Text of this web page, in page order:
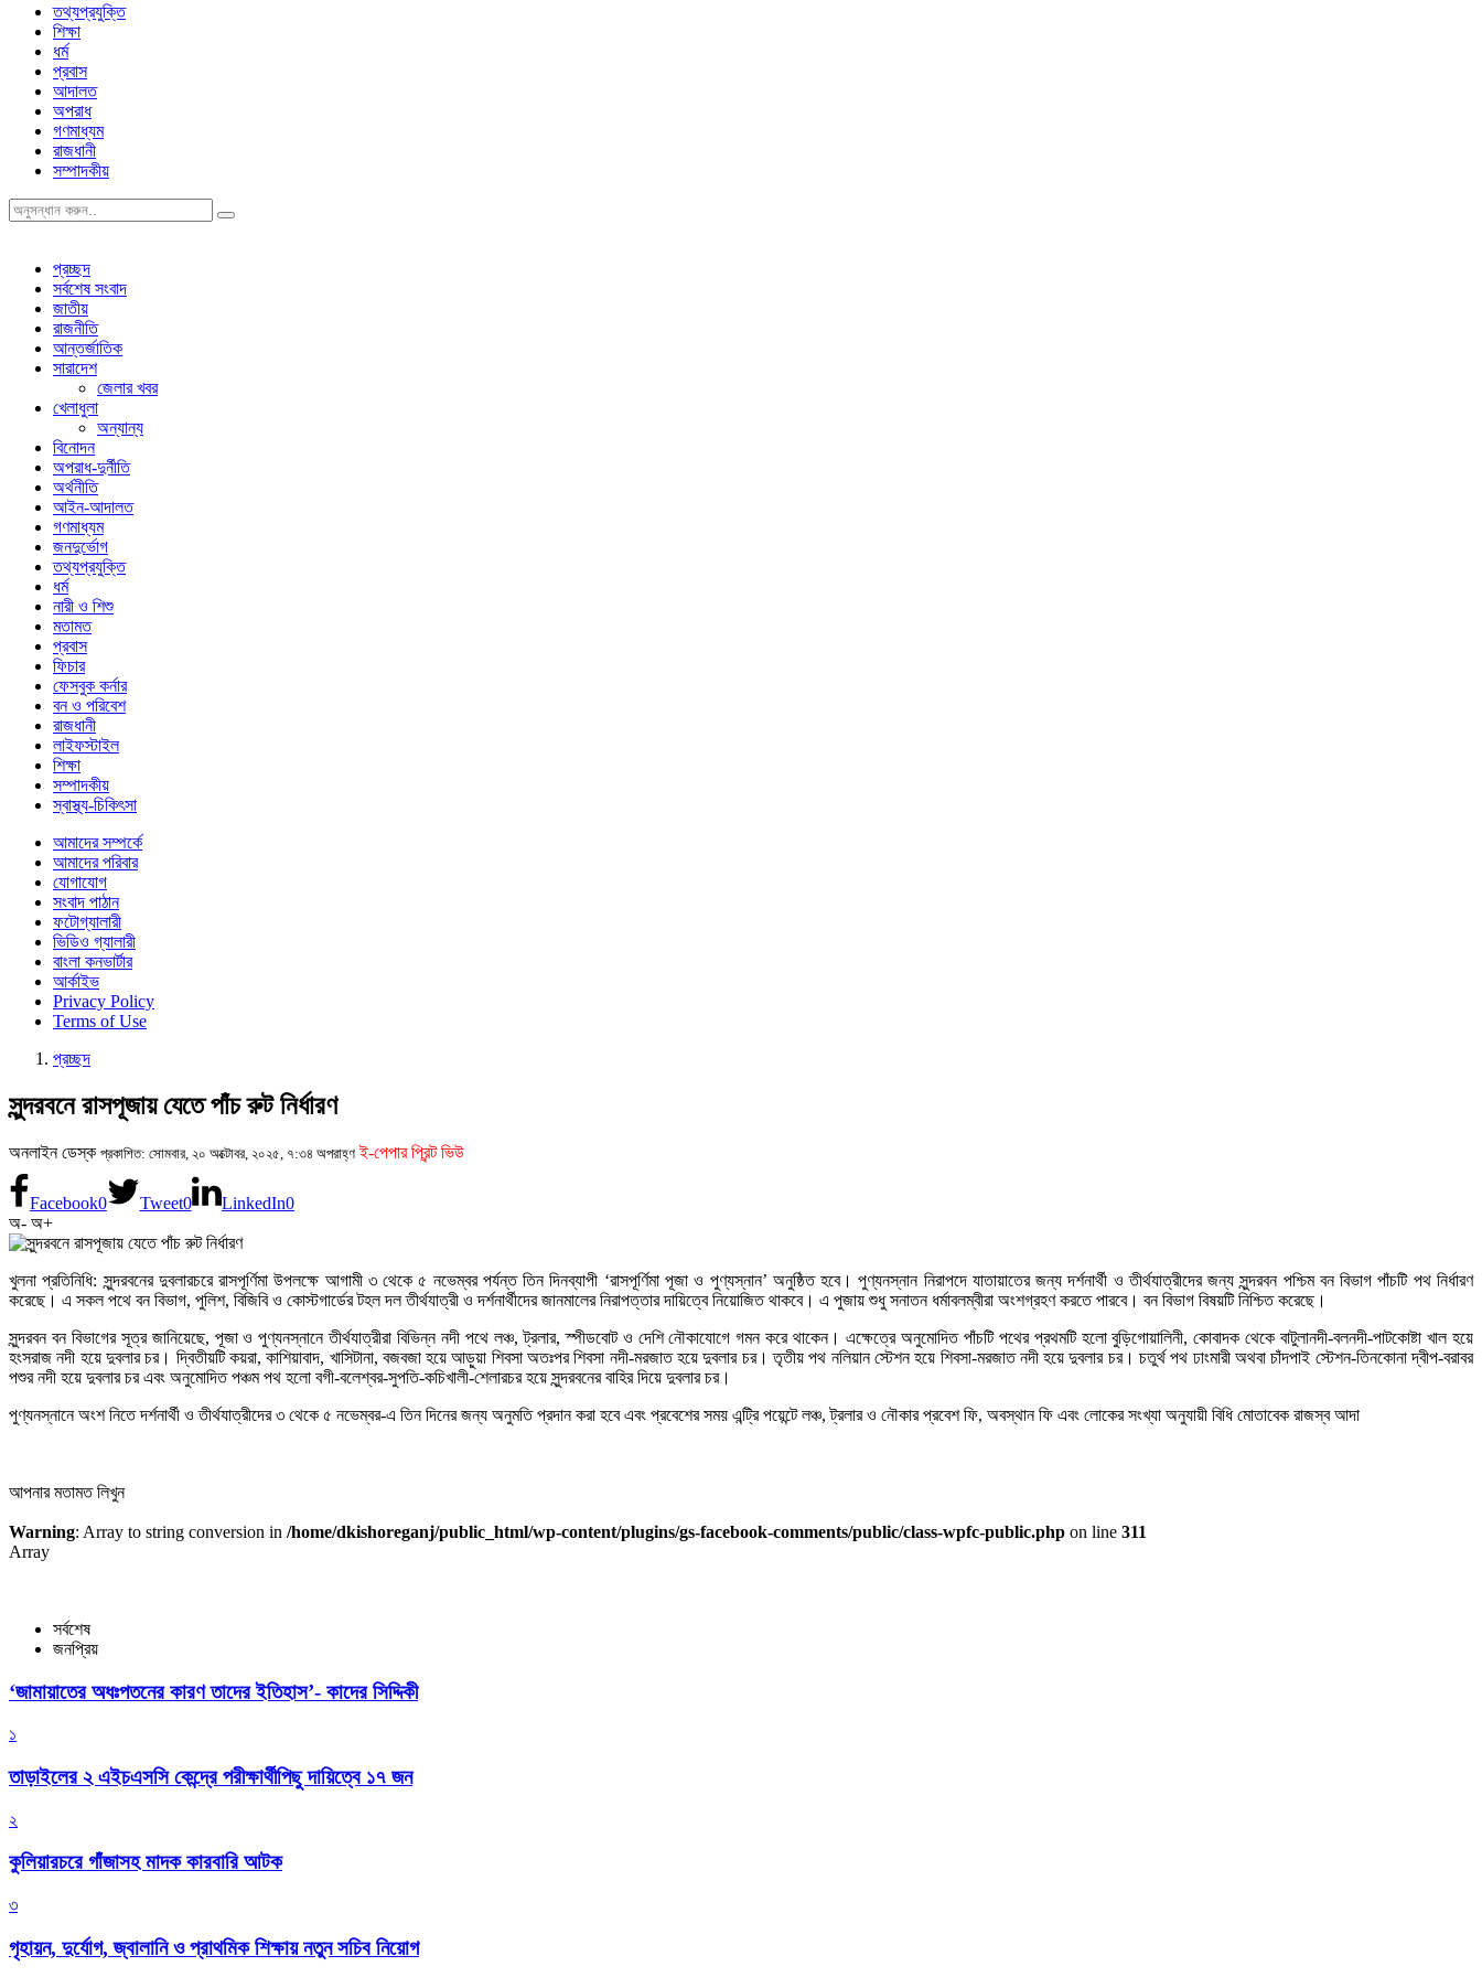
তথ্যপ্রযুক্তি
শিক্ষা
ধর্ম
প্রবাস
আদালত
অপরাধ
গণমাধ্যম
রাজধানী
সম্পাদকীয়
প্রচ্ছদ
সর্বশেষ সংবাদ
জাতীয়
রাজনীতি
আন্তর্জাতিক
সারাদেশ
জেলার খবর
খেলাধুলা
অন্যান্য
বিনোদন
অপরাধ-দুর্নীতি
অর্থনীতি
আইন-আদালত
গণমাধ্যম
জনদুর্ভোগ
তথ্যপ্রযুক্তি
ধর্ম
নারী ও শিশু
মতামত
প্রবাস
ফিচার
ফেসবুক কর্নার
বন ও পরিবেশ
রাজধানী
লাইফস্টাইল
শিক্ষা
সম্পাদকীয়
স্বাস্থ্য-চিকিৎসা
আমাদের সম্পর্কে
আমাদের পরিবার
যোগাযোগ
সংবাদ পাঠান
ফটোগ্যালারী
ভিডিও গ্যালারী
বাংলা কনভার্টার
আর্কাইভ
Privacy Policy
Terms of Use
প্রচ্ছদ
সুন্দরবনে রাসপূজায় যেতে পাঁচ রুট নির্ধারণ
অনলাইন ডেস্ক প্রকাশিত: সোমবার, ২০ অক্টোবর, ২০২৫, ৭:৩৪ অপরাহ্ণ ই-পেপার প্রিন্ট ভিউ
Facebook0 Tweet0 LinkedIn0
অ- অ+
খুলনা প্রতিনিধি: সুন্দরবনের দুবলারচরে রাসপূর্ণিমা উপলক্ষে আগামী ৩ থেকে ৫ নভেম্বর পর্যন্ত তিন দিনব্যাপী ‘রাসপূর্ণিমা পূজা ও পুণ্যস্নান’ অনুষ্ঠিত হবে। পুণ্যনস্নান নিরাপদে যাতায়াতের জন্য দর্শনার্থী ও তীর্থযাত্রীদের জন্য সুন্দরবন পশ্চিম বন বিভাগ পাঁচটি পথ নির্ধারণ
করেছে। এ সকল পথে বন বিভাগ, পুলিশ, বিজিবি ও কোস্টগার্ডের টহল দল তীর্থযাত্রী ও দর্শনার্থীদের জানমালের নিরাপত্তার দায়িত্বে নিয়োজিত থাকবে। এ পুজায় শুধু সনাতন ধর্মাবলম্বীরা অংশগ্রহণ করতে পারবে। বন বিভাগ বিষয়টি নিশ্চিত করেছে।
সুন্দরবন বন বিভাগের সূত্র জানিয়েছে, পূজা ও পুণ্যনস্নানে তীর্থযাত্রীরা বিভিন্ন নদী পথে লঞ্চ, ট্রলার, স্পীডবোট ও দেশি নৌকাযোগে গমন করে থাকেন। এক্ষেত্রে অনুমোদিত পাঁচটি পথের প্রথমটি হলো বুড়িগোয়ালিনী, কোবাদক থেকে বাটুলানদী-বলনদী-পাটকোষ্টা খাল হয়ে
হংসরাজ নদী হয়ে দুবলার চর। দ্বিতীয়টি কয়রা, কাশিয়াবাদ, খাসিটানা, বজবজা হয়ে আড়ুয়া শিবসা অতঃপর শিবসা নদী-মরজাত হয়ে দুবলার চর। তৃতীয় পথ নলিয়ান স্টেশন হয়ে শিবসা-মরজাত নদী হয়ে দুবলার চর। চতুর্থ পথ ঢাংমারী অথবা চাঁদপাই স্টেশন-তিনকোনা দ্বীপ-বরাবর
পশুর নদী হয়ে দুবলার চর এবং অনুমোদিত পঞ্চম পথ হলো বগী-বলেশ্বর-সুপতি-কচিখালী-শেলারচর হয়ে সুন্দরবনের বাহির দিয়ে দুবলার চর।
পুণ্যনস্নানে অংশ নিতে দর্শনার্থী ও তীর্থযাত্রীদের ৩ থেকে ৫ নভেম্বর-এ তিন দিনের জন্য অনুমতি প্রদান করা হবে এবং প্রবেশের সময় এন্ট্রি পয়েন্টে লঞ্চ, ট্রলার ও নৌকার প্রবেশ ফি, অবস্থান ফি এবং লোকের সংখ্যা অনুযায়ী বিধি মোতাবেক রাজস্ব আদা
আপনার মতামত লিখুন
Warning: Array to string conversion in /home/dkishoreganj/public_html/wp-content/plugins/gs-facebook-comments/public/class-wpfc-public.php on line 311
Array
সর্বশেষ
জনপ্রিয়
‘জামায়াতের অধঃপতনের কারণ তাদের ইতিহাস’- কাদের সিদ্দিকী
১
তাড়াইলের ২ এইচএসসি কেন্দ্রে পরীক্ষার্থীপিছু দায়িত্বে ১৭ জন
২
কুলিয়ারচরে গাঁজাসহ মাদক কারবারি আটক
৩
গৃহায়ন, দুর্যোগ, জ্বালানি ও প্রাথমিক শিক্ষায় নতুন সচিব নিয়োগ